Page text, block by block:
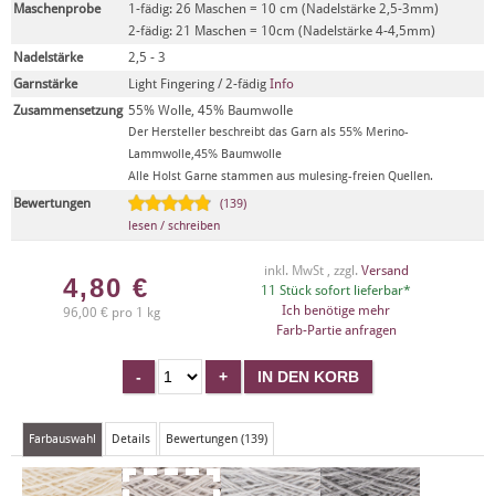
Maschenprobe
1-fädig: 26 Maschen = 10 cm (Nadelstärke 2,5-3mm)
2-fädig: 21 Maschen = 10cm (Nadelstärke 4-4,5mm)
Nadelstärke
2,5 - 3
Garnstärke
Light Fingering / 2-fädig Info
Zusammensetzung 55% Wolle, 45% Baumwolle
Der Hersteller beschreibt das Garn als 55% Merino-
Lammwolle,45% Baumwolle
Alle Holst Garne stammen aus mulesing-freien Quellen.
Bewertungen
(139)
lesen / schreiben
4,80 €
96,00 € pro 1 kg
inkl. MwSt , zzgl. Versand
11 Stück sofort lieferbar*
Ich benötige mehr
Farb-Partie anfragen
Farbauswahl Details Bewertungen (139)